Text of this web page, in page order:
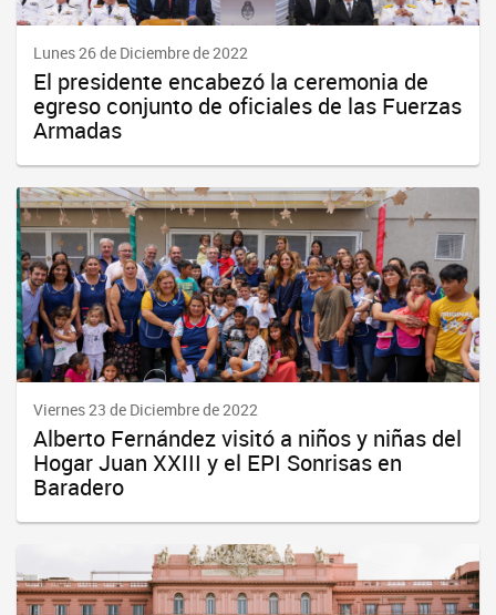
Lunes 26 de Diciembre de 2022
El presidente encabezó la ceremonia de
egreso conjunto de oficiales de las Fuerzas
Armadas
Viernes 23 de Diciembre de 2022
Alberto Fernández visitó a niños y niñas del
Hogar Juan XXIII y el EPI Sonrisas en
Baradero